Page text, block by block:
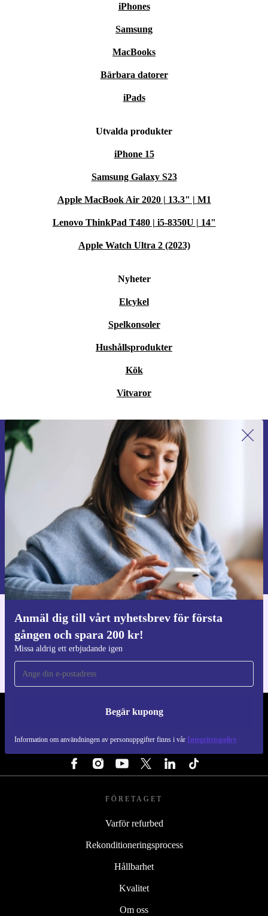
iPhones
Samsung
MacBooks
Bärbara datorer
iPads
Utvalda produkter
iPhone 15
Samsung Galaxy S23
Apple MacBook Air 2020 | 13.3" | M1
Lenovo ThinkPad T480 | i5-8350U | 14"
Apple Watch Ultra 2 (2023)
Nyheter
Elcykel
Spelkonsoler
Hushållsprodukter
Kök
Vitvaror
Anmäl dig till vårt nyhetsbrev för första
gången och spara 200 kr!
Missa aldrig ett erbjudande igen
Begär kupong
Information om användningen av personuppgifter finns i vår Integritetspolicy
Anmäl dig till vårt nyhetsbrev för
första gången och spara 200 kr!
Missa aldrig ett erbjudande igen.
Begär kupong
Information om användningen av personuppgifter finns i vår
Integritetspolicy
Ladda ner refurbed appen
För iOS och Android
REFURBED SVERIGE - RETHINK NEW.
FÖLJ OSS
FÖRETAGET
Varför refurbed
Rekonditioneringsprocess
Hållbarhet
Kvalitet
Om oss